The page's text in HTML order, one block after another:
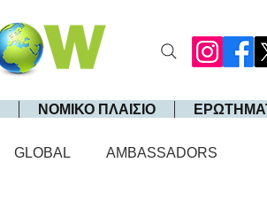
ΝΟΜΙΚΟ ΠΛΑΙΣΙΟ
GLOBAL AMBASSADORS